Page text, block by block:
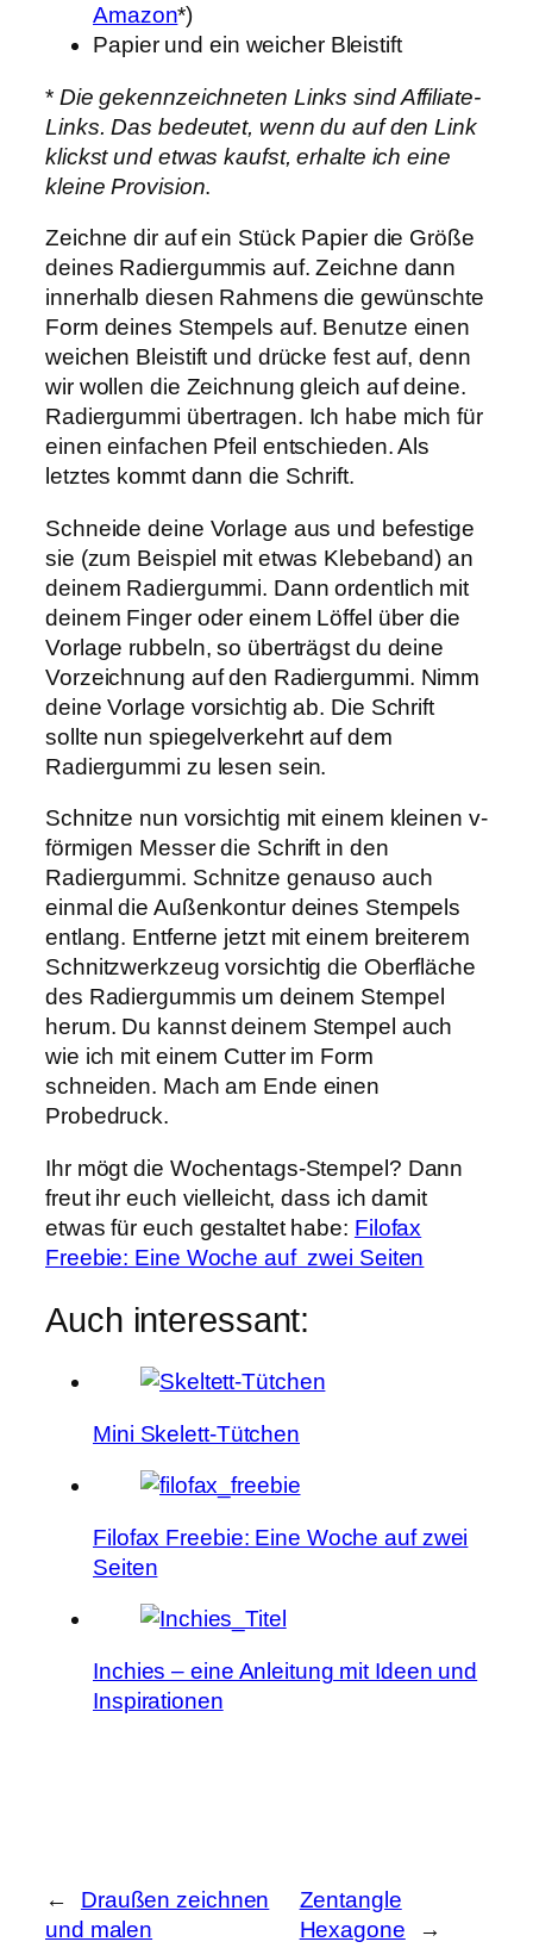
Amazon*)
Papier und ein weicher Bleistift
* Die gekennzeichneten Links sind Affiliate-
Links. Das bedeutet, wenn du auf den Link
klickst und etwas kaufst, erhalte ich eine
kleine Provision.
Zeichne dir auf ein Stück Papier die Größe
deines Radiergummis auf. Zeichne dann
innerhalb diesen Rahmens die gewünschte
Form deines Stempels auf. Benutze einen
weichen Bleistift und drücke fest auf, denn
wir wollen die Zeichnung gleich auf deine.
Radiergummi übertragen. Ich habe mich für
einen einfachen Pfeil entschieden. Als
letztes kommt dann die Schrift.
Schneide deine Vorlage aus und befestige
sie (zum Beispiel mit etwas Klebeband) an
deinem Radiergummi. Dann ordentlich mit
deinem Finger oder einem Löffel über die
Vorlage rubbeln, so überträgst du deine
Vorzeichnung auf den Radiergummi. Nimm
deine Vorlage vorsichtig ab. Die Schrift
sollte nun spiegelverkehrt auf dem
Radiergummi zu lesen sein.
Schnitze nun vorsichtig mit einem kleinen v-
förmigen Messer die Schrift in den
Radiergummi. Schnitze genauso auch
einmal die Außenkontur deines Stempels
entlang. Entferne jetzt mit einem breiterem
Schnitzwerkzeug vorsichtig die Oberfläche
des Radiergummis um deinem Stempel
herum. Du kannst deinem Stempel auch
wie ich mit einem Cutter im Form
schneiden. Mach am Ende einen
Probedruck.
Ihr mögt die Wochentags-Stempel? Dann
freut ihr euch vielleicht, dass ich damit
etwas für euch gestaltet habe: Filofax
Freebie: Eine Woche auf zwei Seiten
Auch interessant:
Mini Skelett-Tütchen
Filofax Freebie: Eine Woche auf zwei
Seiten
Inchies – eine Anleitung mit Ideen und
Inspirationen
←
Draußen zeichnen
und malen
Zentangle
Hexagone
→